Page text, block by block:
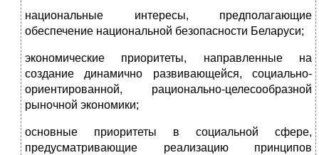
национальные интересы, предполагающие
обеспечение национальной безопасности Беларуси;
экономические приоритеты, направленные на
создание динамично развивающейся, социально-
ориентированной, рационально-целесообразной
рыночной экономики;
основные приоритеты в социальной сфере,
предусматривающие реализацию принципов